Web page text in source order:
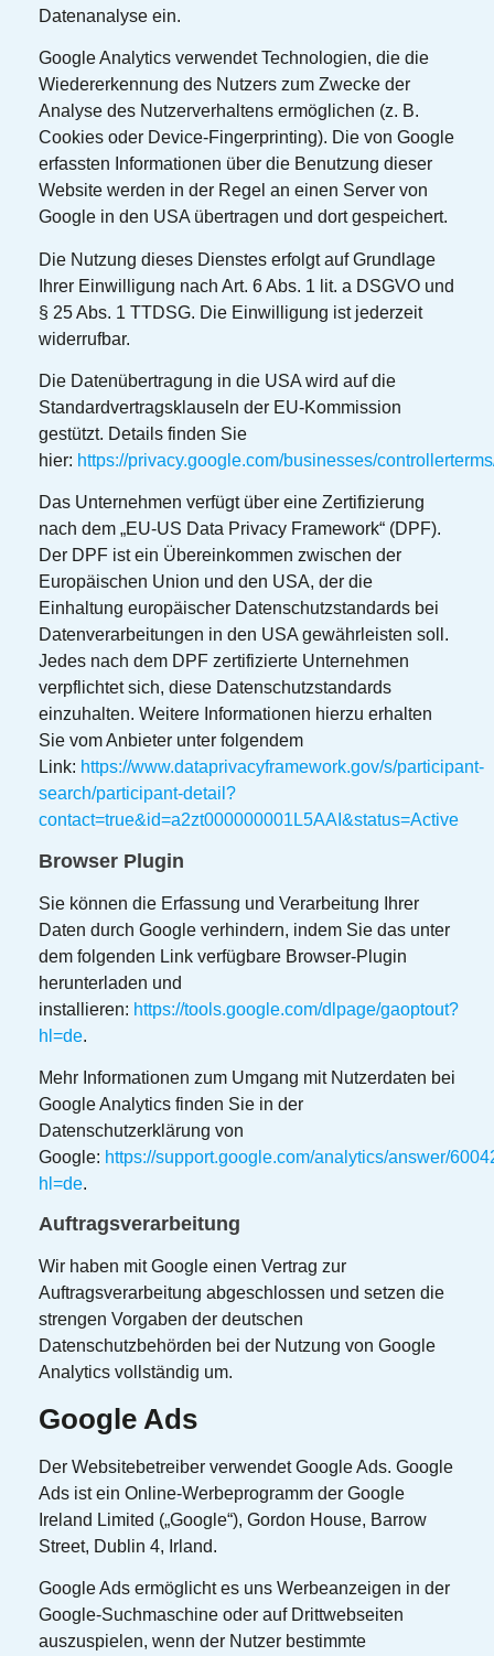
Datenanalyse ein.
Google Analytics verwendet Technologien, die die
Wiedererkennung des Nutzers zum Zwecke der
Analyse des Nutzerverhaltens ermöglichen (z. B.
Cookies oder Device-Fingerprinting). Die von Google
erfassten Informationen über die Benutzung dieser
Website werden in der Regel an einen Server von
Google in den USA übertragen und dort gespeichert.
Die Nutzung dieses Dienstes erfolgt auf Grundlage
Ihrer Einwilligung nach Art. 6 Abs. 1 lit. a DSGVO und
§ 25 Abs. 1 TTDSG. Die Einwilligung ist jederzeit
widerrufbar.
Die Datenübertragung in die USA wird auf die
Standardvertragsklauseln der EU-Kommission
gestützt. Details finden Sie
hier: https://privacy.google.com/businesses/
Das Unternehmen verfügt über eine Zertifizierung
nach dem „EU-US Data Privacy Framework“ (DPF).
Der DPF ist ein Übereinkommen zwischen der
Europäischen Union und den USA, der die
Einhaltung europäischer Datenschutzstandards bei
Datenverarbeitungen in den USA gewährleisten soll.
Jedes nach dem DPF zertifizierte Unternehmen
verpflichtet sich, diese Datenschutzstandards
einzuhalten. Weitere Informationen hierzu erhalten
Sie vom Anbieter unter folgendem
Link: https://www.dataprivacyframework.gov/s/participant-
search/participant-detail?
contact=true&id=a2zt000000001L5AAI&status=Active
Browser Plugin
Sie können die Erfassung und Verarbeitung Ihrer
Daten durch Google verhindern, indem Sie das unter
dem folgenden Link verfügbare Browser-Plugin
herunterladen und
installieren: https://tools.google.com/dlpage/gaoptout?
hl=de.
Mehr Informationen zum Umgang mit Nutzerdaten bei
Google Analytics finden Sie in der
Datenschutzerklärung von
Google: https://support.google.com/analytics/answer/
hl=de.
Auftragsverarbeitung
Wir haben mit Google einen Vertrag zur
Auftragsverarbeitung abgeschlossen und setzen die
strengen Vorgaben der deutschen
Datenschutzbehörden bei der Nutzung von Google
Analytics vollständig um.
Google Ads
Der Websitebetreiber verwendet Google Ads. Google
Ads ist ein Online-Werbeprogramm der Google
Ireland Limited („Google“), Gordon House, Barrow
Street, Dublin 4, Irland.
Google Ads ermöglicht es uns Werbeanzeigen in der
Google-Suchmaschine oder auf Drittwebseiten
auszuspielen, wenn der Nutzer bestimmte